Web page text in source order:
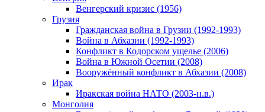
Венгерский кризис (1956)
Грузия
Гражданская война в Грузии (1992-1993)
Война в Абхазии (1992-1993)
Конфликт в Кодорском ущелье (2006)
Война в Южной Осетии (2008)
Вооружённый конфликт в Абхазии (2008)
Ирак
Иракская война НАТО (2003-н.в.)
Монголия